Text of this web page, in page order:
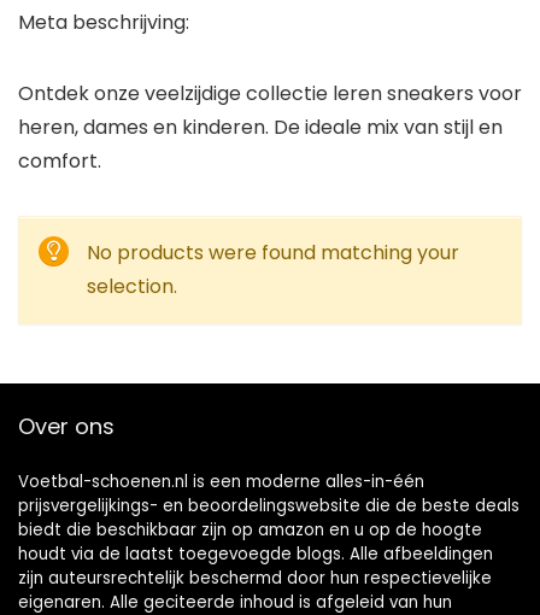
Meta beschrijving:
Ontdek onze veelzijdige collectie leren sneakers voor
heren, dames en kinderen. De ideale mix van stijl en
comfort.
No products were found matching your
selection.
Over ons
Voetbal-schoenen.nl is een moderne alles-in-één
prijsvergelijkings- en beoordelingswebsite die de beste deals
biedt die beschikbaar zijn op amazon en u op de hoogte
houdt via de laatst toegevoegde blogs. Alle afbeeldingen
zijn auteursrechtelijk beschermd door hun respectievelijke
eigenaren. Alle geciteerde inhoud is afgeleid van hun